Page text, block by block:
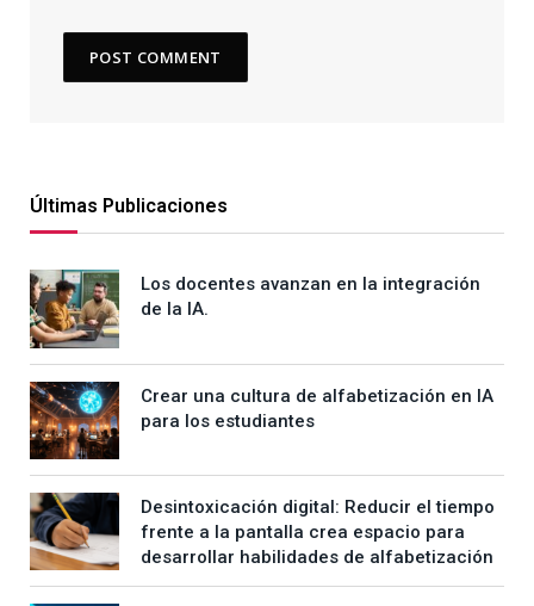
Últimas Publicaciones
Los docentes avanzan en la integración
de la IA.
Crear una cultura de alfabetización en IA
para los estudiantes
Desintoxicación digital: Reducir el tiempo
frente a la pantalla crea espacio para
desarrollar habilidades de alfabetización